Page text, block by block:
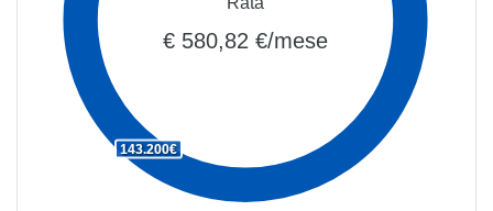
143.200€
€ 580,82 €/mese